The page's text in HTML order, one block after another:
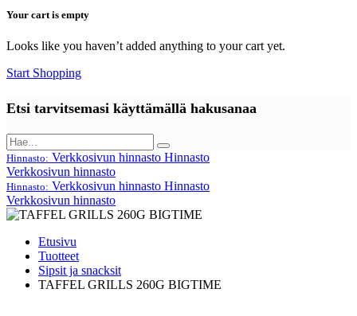
Your cart is empty
Looks like you haven’t added anything to your cart yet.
Start Shopping
Etsi tarvitsemasi käyttämällä hakusanaa
Hinnasto: Verkkosivun hinnasto Hinnasto
Verkkosivun hinnasto
Hinnasto: Verkkosivun hinnasto Hinnasto
Verkkosivun hinnasto
Etusivu
Tuotteet
Sipsit ja snacksit
TAFFEL GRILLS 260G BIGTIME